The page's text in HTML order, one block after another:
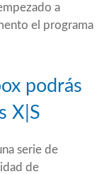
a
el programa
podrás
X|S
serie de
de